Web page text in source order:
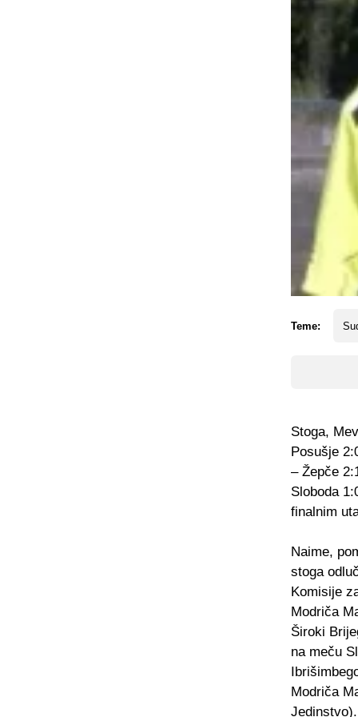
Teme:
Stoga,
Posušje
– Žepče
Sloboda
finalnim
Naime,
stoga
Komisije
Modriča
Široki
na meču
Modriča